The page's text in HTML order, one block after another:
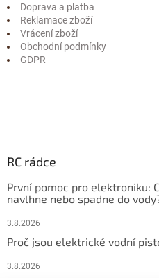
Doprava a platba
Reklamace zboží
Vrácení zboží
Obchodní podmínky
GDPR
RC rádce
První pomoc pro elektroniku:
navlhne nebo spadne do
3.8.2026
Proč jsou elektrické vodní
3.8.2026